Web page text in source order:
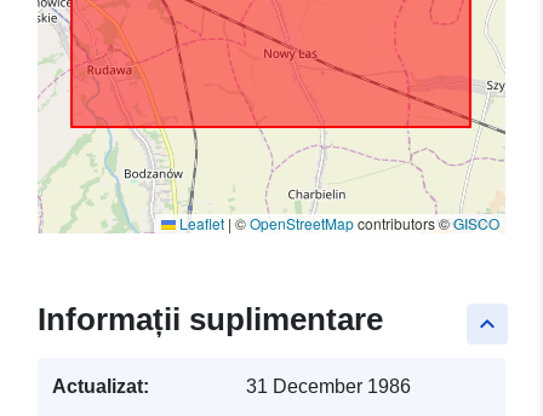
Leaflet | ©OpenStreetMapcontributors ©GISCO
keyboard_arrow_up
Informații suplimentare
Actualizat: 31 December 1986